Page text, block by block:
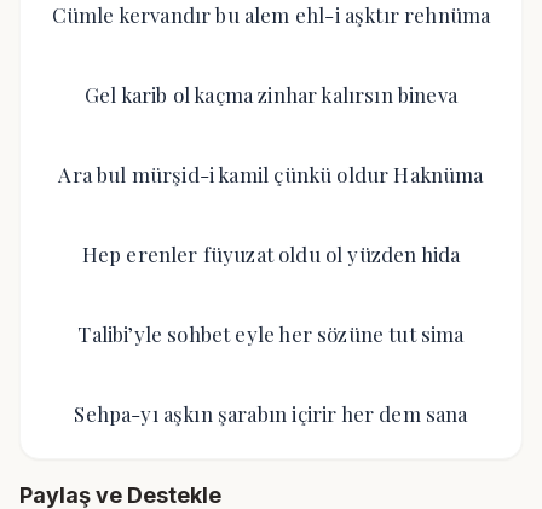
Cümle kervandır bu alem ehl-i aşktır rehnüma
Gel karib ol kaçma zinhar kalırsın bineva
Ara bul mürşid-i kamil çünkü oldur Haknüma
Hep erenler füyuzat oldu ol yüzden hida
Talibi’yle sohbet eyle her sözüne tut sima
Sehpa-yı aşkın şarabın içirir her dem sana
Paylaş ve Destekle